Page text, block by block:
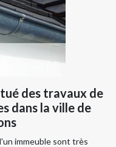
des travaux de
dans la ville de
immeuble sont très